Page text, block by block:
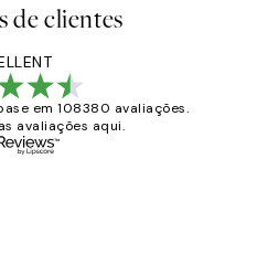
de clientes
em 108380 avaliações.
avaliações aqui.